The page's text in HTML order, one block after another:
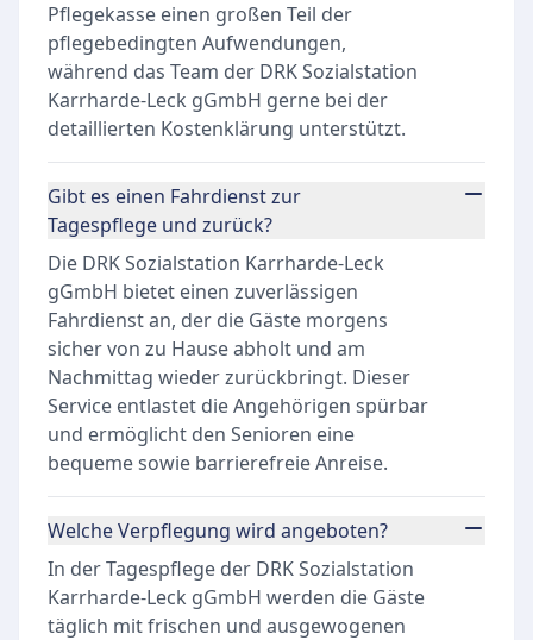
Pflegekasse einen großen Teil der
pflegebedingten Aufwendungen,
während das Team der DRK Sozialstation
Karrharde-Leck gGmbH gerne bei der
detaillierten Kostenklärung unterstützt.
Gibt es einen Fahrdienst zur
Tagespflege und zurück?
Die DRK Sozialstation Karrharde-Leck
gGmbH bietet einen zuverlässigen
Fahrdienst an, der die Gäste morgens
sicher von zu Hause abholt und am
Nachmittag wieder zurückbringt. Dieser
Service entlastet die Angehörigen spürbar
und ermöglicht den Senioren eine
bequeme sowie barrierefreie Anreise.
Welche Verpflegung wird angeboten?
In der Tagespflege der DRK Sozialstation
Karrharde-Leck gGmbH werden die Gäste
täglich mit frischen und ausgewogenen